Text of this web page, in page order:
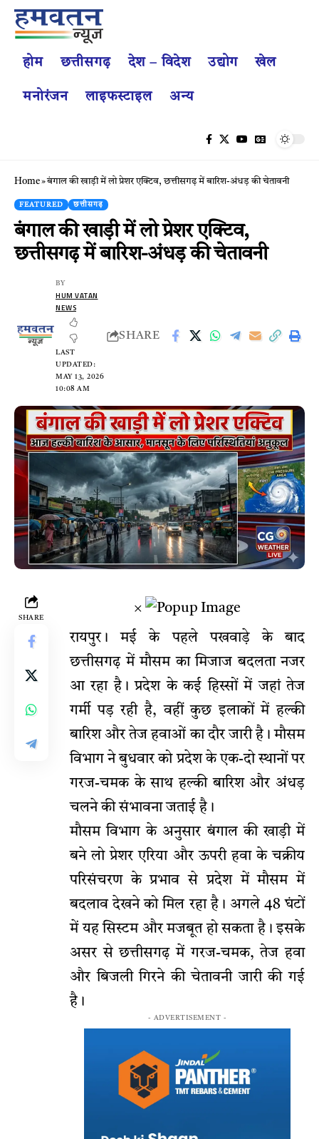
होम छत्तीसगढ़ देश – विदेश उद्योग खेल
मनोरंजन लाइफस्टाइल अन्य
Home»बंगाल की खाड़ी में लो प्रेशर एक्टिव, छत्तीसगढ़ में बारिश-अंधड़ की चेतावनी
FEATURED छत्तीसगढ़
बंगाल की खाड़ी में लो प्रेशर एक्टिव,
छत्तीसगढ़ में बारिश-अंधड़ की चेतावनी
LAST
UPDATED:
MAY 13, 2026
10:08 AM
BY
HUM VATAN
NEWS
SHARE
SHARE
×
रायपुर। मई के पहले पखवाड़े के बाद
छत्तीसगढ़ में मौसम का मिजाज बदलता नजर
आ रहा है। प्रदेश के कई हिस्सों में जहां तेज
गर्मी पड़ रही है, वहीं कुछ इलाकों में हल्की
बारिश और तेज हवाओं का दौर जारी है। मौसम
विभाग ने बुधवार को प्रदेश के एक-दो स्थानों पर
गरज-चमक के साथ हल्की बारिश और अंधड़
चलने की संभावना जताई है।
मौसम विभाग के अनुसार बंगाल की खाड़ी में
बने लो प्रेशर एरिया और ऊपरी हवा के चक्रीय
परिसंचरण के प्रभाव से प्रदेश में मौसम में
बदलाव देखने को मिल रहा है। अगले 48 घंटों
में यह सिस्टम और मजबूत हो सकता है। इसके
असर से छत्तीसगढ़ में गरज-चमक, तेज हवा
और बिजली गिरने की चेतावनी जारी की गई
है।
- ADVERTISEMENT -